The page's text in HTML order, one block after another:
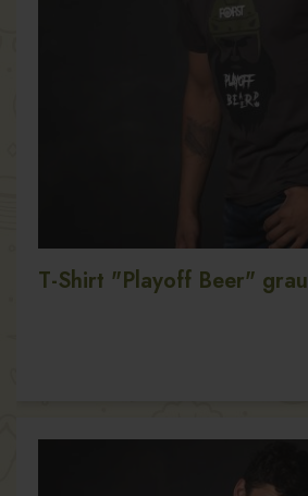
T-Shirt "Playoff Beer" grau